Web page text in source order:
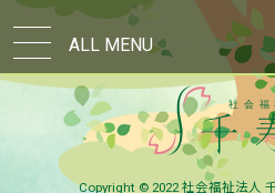
ALL MENU
Copyright © 2022 社会福祉法人